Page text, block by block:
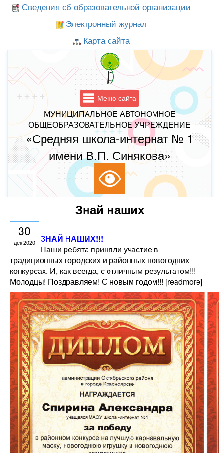
Сведения об образовательной организации
Электронный журнал
Карта сайта
Меню сайта
МУНИЦИПАЛЬНОЕ АВТОНОМНОЕ
ОБЩЕОБРАЗОВАТЕЛЬНОЕ УЧРЕЖДЕНИЕ
«Средняя школа-интернат № 1
имени В.П. Синякова»
Знай наших
30
дек 2020
ЗНАЙ НАШИХ!!!
Наши ребята приняли участие в
традиционных городских и районных новогодних
конкурсах. И, как всегда, с отличным результатом!!!
Молодцы! Поздравляем! С новым годом!!! [readmore]